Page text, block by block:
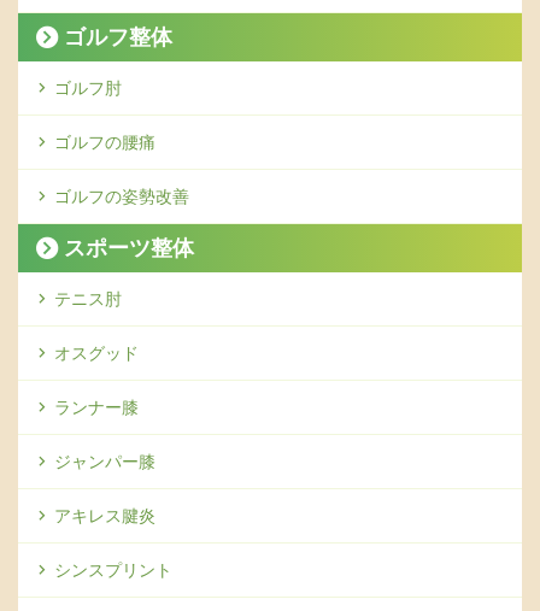
ゴルフ整体
ゴルフ肘
ゴルフの腰痛
ゴルフの姿勢改善
スポーツ整体
テニス肘
オスグッド
ランナー膝
ジャンパー膝
アキレス腱炎
シンスプリント